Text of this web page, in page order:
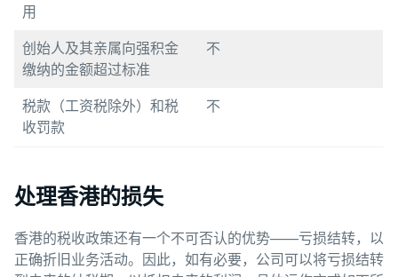
用
创始人及其亲属向强积金
缴纳的金额超过标准
不
税款（工资税除外）和税
收罚款
不
处理香港的损失
香港的税收政策还有一个不可否认的优势——亏损结转，以
正确折旧业务活动。因此，如有必要，公司可以将亏损结转